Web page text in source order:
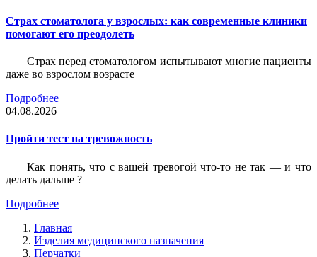
Страх стоматолога у взрослых: как современные клиники
помогают его преодолеть
Страх перед стоматологом испытывают многие пациенты
даже во взрослом возрасте
Подробнее
04.08.2026
Пройти тест на тревожность
Как понять, что с вашей тревогой что-то не так — и что
делать дальше ?
Подробнее
Главная
Изделия медицинского назначения
Перчатки